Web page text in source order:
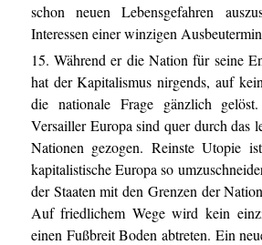
schon neuen Lebensgefahren
Interessen einer winzigen
15. Während er die Nation für seine
hat der Kapitalismus nirgends, auf
die nationale Frage gänzlich
Versailler Europa sind quer durch das
Nationen gezogen. Reinste Utopie
kapitalistische Europa so
der Staaten mit den Grenzen der
Auf friedlichem Wege wird kein
einen Fußbreit Boden abtreten. Ein